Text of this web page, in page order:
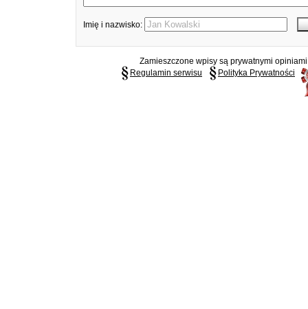
Imię i nazwisko:
Zamieszczone wpisy są prywatnymi
Regulamin serwisu
Polityka Prywatności